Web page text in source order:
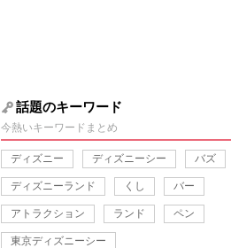
話題のキーワード
今熱いキーワードまとめ
ディズニー ディズニーシー バズ
ディズニーランド くし バー
アトラクション ランド ペン
東京ディズニーシー